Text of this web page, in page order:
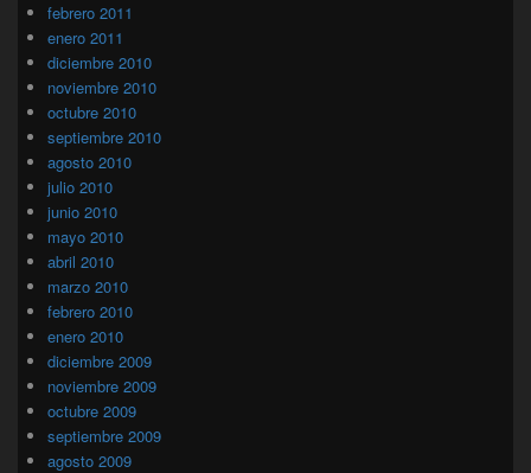
febrero 2011
enero 2011
diciembre 2010
noviembre 2010
octubre 2010
septiembre 2010
agosto 2010
julio 2010
junio 2010
mayo 2010
abril 2010
marzo 2010
febrero 2010
enero 2010
diciembre 2009
noviembre 2009
octubre 2009
septiembre 2009
agosto 2009